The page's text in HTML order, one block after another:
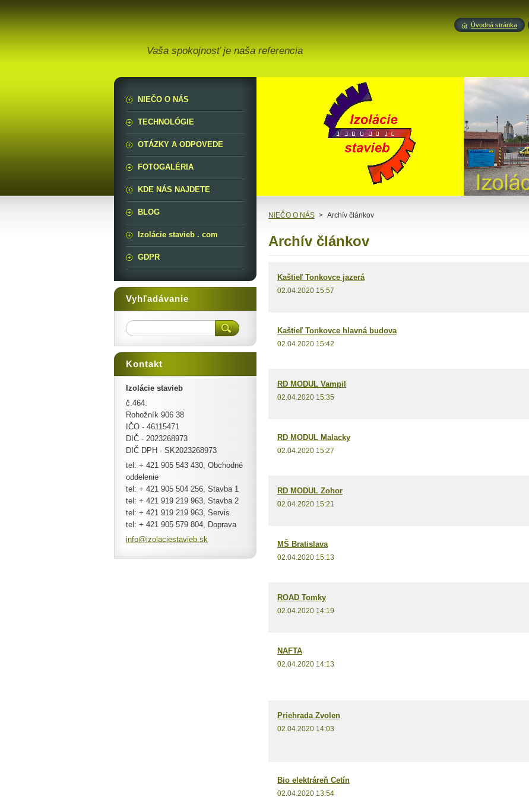
Vaša spokojnosť je naša referencia
NIEČO O NÁS > Archív článkov
Archív článkov
Kaštieľ Tonkovce jazerá
02.04.2020 15:57
Kaštieľ Tonkovce hlavná budova
02.04.2020 15:42
RD MODUL Vampil
02.04.2020 15:35
RD MODUL Malacky
02.04.2020 15:27
RD MODUL Zohor
02.04.2020 15:21
MŠ Bratislava
02.04.2020 15:13
ROAD Tomky
02.04.2020 14:19
NAFTA
02.04.2020 14:13
Priehrada Zvolen
02.04.2020 14:03
Bio elektráreň Cetín
02.04.2020 13:54
NIEČO O NÁS
TECHNOLÓGIE
OTÁZKY A ODPOVEDE
FOTOGALÉRIA
KDE NÁS NAJDETE
BLOG
Izolácie stavieb . com
GDPR
Vyhľadávanie
Kontakt
Izolácie stavieb
č.464.
Rohožník 906 38
IČO - 46115471
DIČ - 2023268973
DIČ DPH - SK2023268973
tel: + 421 905 543 430, Obchodné
oddelenie
tel: + 421 905 504 256, Stavba 1
tel: + 421 919 219 963, Stavba 2
tel: + 421 919 219 963, Servis
tel: + 421 905 579 804, Doprava
info@izo laciestavieb.sk
Úvodná stránka